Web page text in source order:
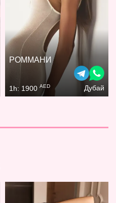
РОММАНИ
1h: 1900 AED Дубай